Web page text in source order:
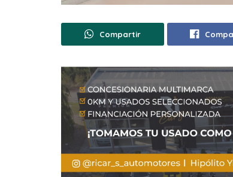
Compartir